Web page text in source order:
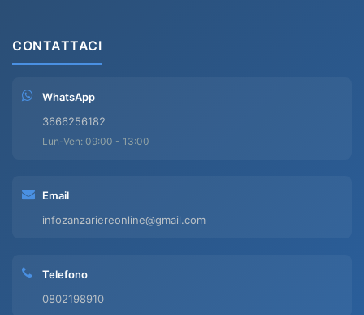
CONTATTACI
WhatsApp
3666256182
Lun-Ven: 09:00 - 13:00
Email
infozanzariereonline@gmail.com
Telefono
0802198910